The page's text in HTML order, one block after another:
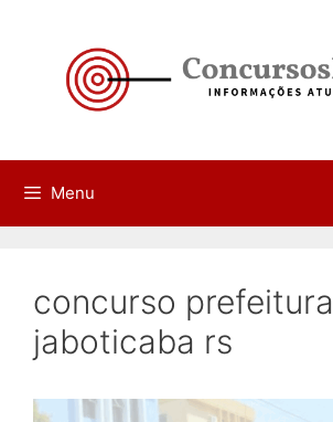
conteúdo
Menu
concurso prefeitura
jaboticaba rs